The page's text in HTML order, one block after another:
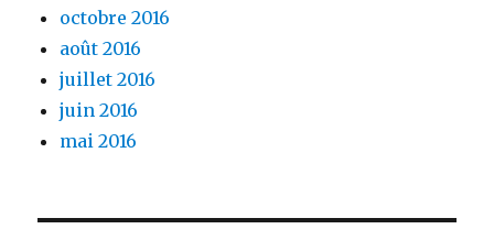
octobre 2016
août 2016
juillet 2016
juin 2016
mai 2016